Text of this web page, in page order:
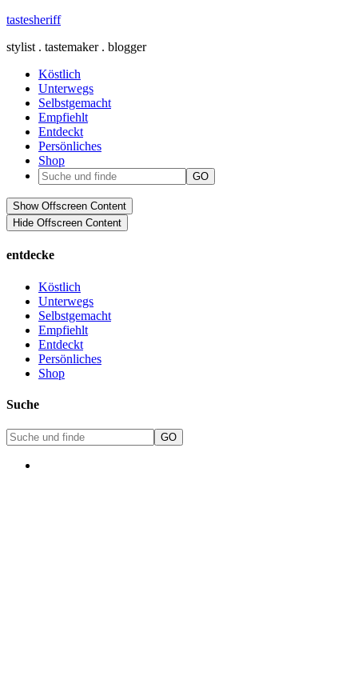
tastesheriff
stylist . tastemaker . blogger
Köstlich
Unterwegs
Selbstgemacht
Empfiehlt
Entdeckt
Persönliches
Shop
Show Offscreen Content
Hide Offscreen Content
entdecke
Köstlich
Unterwegs
Selbstgemacht
Empfiehlt
Entdeckt
Persönliches
Shop
Suche